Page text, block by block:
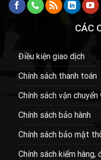
CÁC
Điều kiện giao dịch
Chính sách thanh toán
Chính sách vận chuyển
Chính sách bảo hành
Chính sách bảo mật
Chính sách kiểm